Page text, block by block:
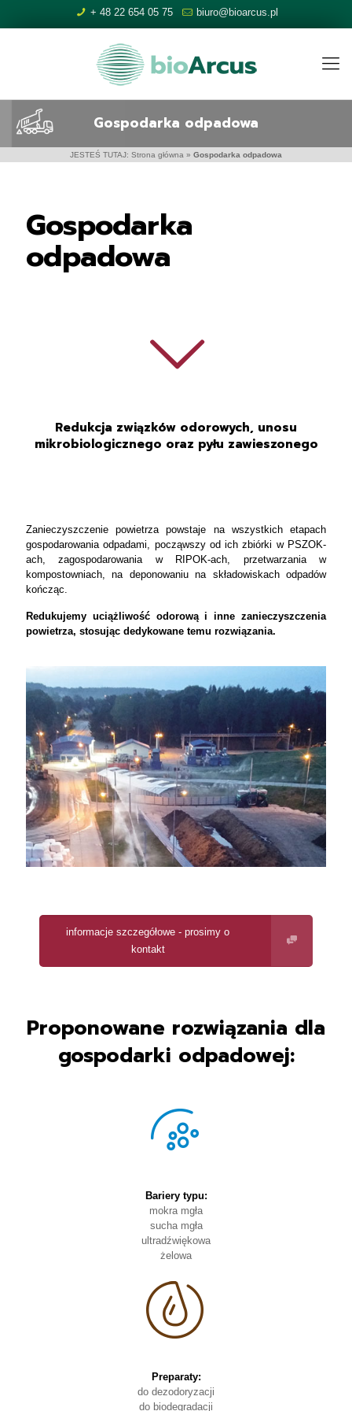
+ 48 22 654 05 75 biuro@bioarcus.pl
Gospodarka odpadowa
JESTEŚ TUTAJ: Strona główna » Gospodarka odpadowa
Gospodarka
odpadowa
Redukcja związków odorowych, unosu
mikrobiologicznego oraz pyłu zawieszonego
Zanieczyszczenie powietrza powstaje na wszystkich etapach
gospodarowania odpadami, począwszy od ich zbiórki w PSZOK-
ach, zagospodarowania w RIPOK-ach, przetwarzania w
kompostowniach, na deponowaniu na składowiskach odpadów
kończąc.
Redukujemy uciążliwość odorową i inne zanieczyszczenia
powietrza, stosując dedykowane temu rozwiązania.
informacje szczegółowe - prosimy o
kontakt
Proponowane rozwiązania dla
gospodarki odpadowej:
Bariery typu:
mokra mgła
sucha mgła
ultradźwiękowa
żelowa
Preparaty:
do dezodoryzacji
do biodegradacji